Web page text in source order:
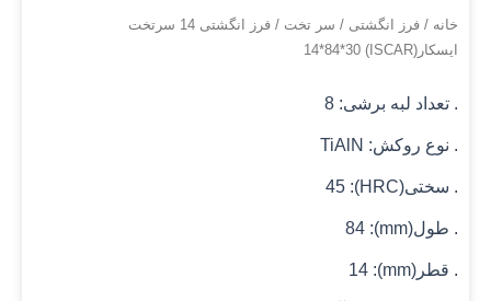
خانه / فرز انگشتی / سر تخت
/ فرز انگشتی 14 سرتخت
ایسکار(ISCAR) 14*84*30
. تعداد لبه برشی: 8
. نوع روکش: TiAlN
. سختی(HRC): 45
. طول(mm): 84
. قطر(mm): 14